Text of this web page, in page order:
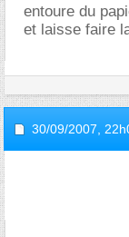
entoure du
et laisse faire
30/09/2007,